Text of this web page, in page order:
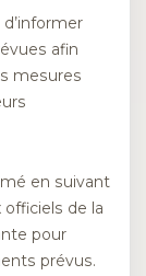
afin
mesures
en suivant
de la
pour
prévus.